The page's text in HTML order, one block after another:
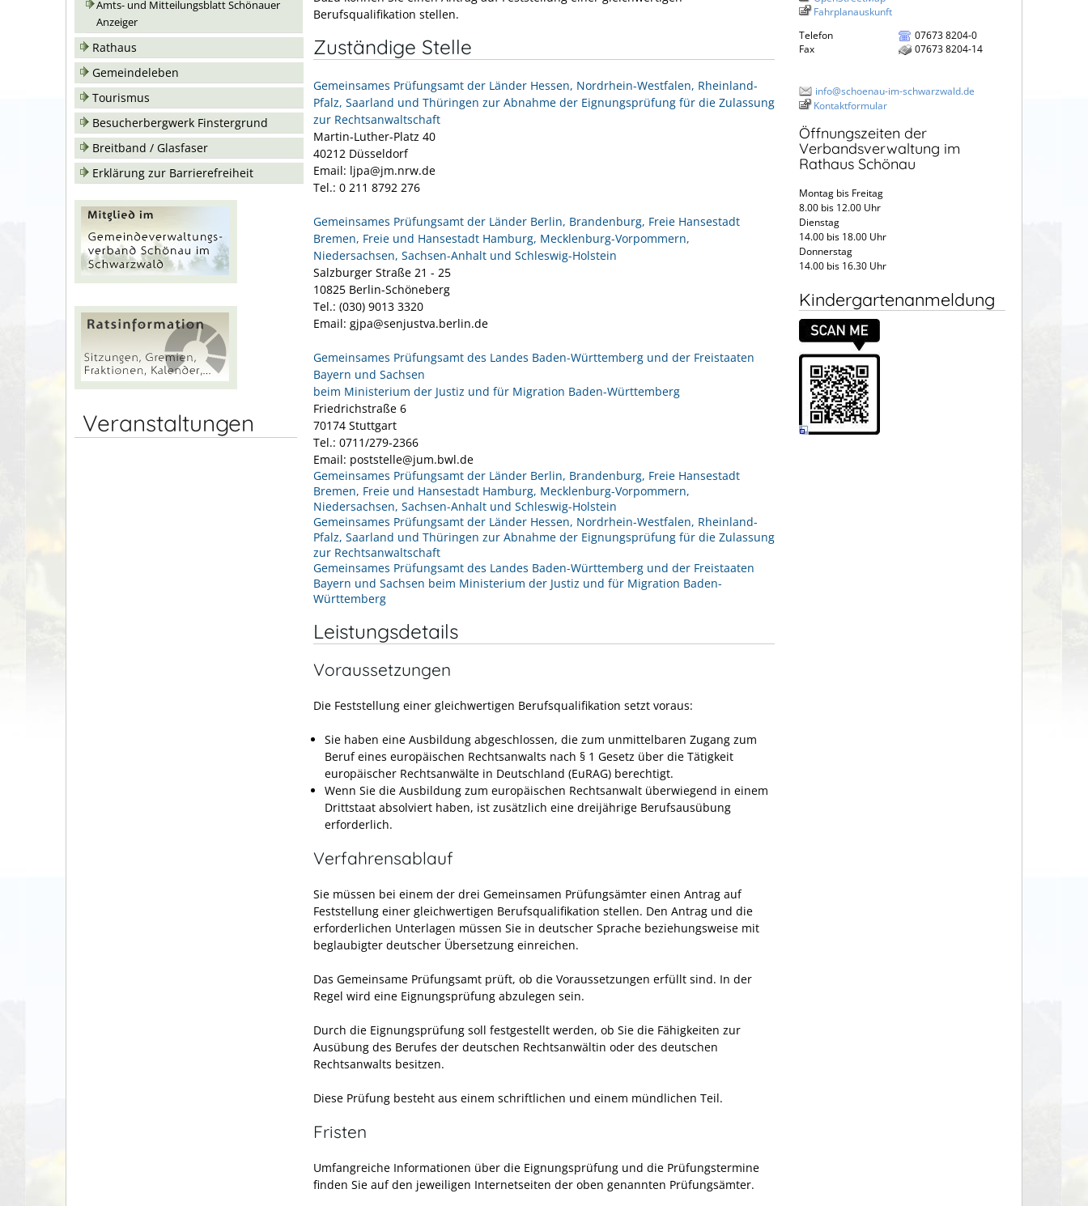
Amts- und Mitteilungsblatt Schönauer
Anzeiger
Rathaus
Gemeindeleben
Tourismus
Besucherbergwerk Finstergrund
Breitband / Glasfaser
Erklärung zur Barrierefreiheit
Veranstaltungen
Berufsqualifikation stellen.
Zuständige Stelle
Gemeinsames Prüfungsamt der Länder Hessen, Nordrhein-Westfalen, Rheinland-
Pfalz, Saarland und Thüringen zur Abnahme der Eignungsprüfung für die Zulassung
zur Rechtsanwaltschaft
Martin-Luther-Platz 40
40212 Düsseldorf
Email: ljpa@jm.nrw.de
Tel.: 0 211 8792 276
Gemeinsames Prüfungsamt der Länder Berlin, Brandenburg, Freie Hansestadt
Bremen, Freie und Hansestadt Hamburg, Mecklenburg-Vorpommern,
Niedersachsen, Sachsen-Anhalt und Schleswig-Holstein
Salzburger Straße 21 - 25
10825 Berlin-Schöneberg
Tel.: (030) 9013 3320
Email: gjpa@senjustva.berlin.de
Gemeinsames Prüfungsamt des Landes Baden-Württemberg und der Freistaaten
Bayern und Sachsen
beim Ministerium der Justiz und für Migration Baden-Württemberg
Friedrichstraße 6
70174 Stuttgart
Tel.: 0711/279-2366
Email: poststelle@jum.bwl.de
Gemeinsames Prüfungsamt der Länder Berlin, Brandenburg, Freie Hansestadt
Bremen, Freie und Hansestadt Hamburg, Mecklenburg-Vorpommern,
Niedersachsen, Sachsen-Anhalt und Schleswig-Holstein
Gemeinsames Prüfungsamt der Länder Hessen, Nordrhein-Westfalen, Rheinland-
Pfalz, Saarland und Thüringen zur Abnahme der Eignungsprüfung für die Zulassung
zur Rechtsanwaltschaft
Gemeinsames Prüfungsamt des Landes Baden-Württemberg und der Freistaaten
Bayern und Sachsen beim Ministerium der Justiz und für Migration Baden-
Württemberg
Leistungsdetails
Voraussetzungen
Die Feststellung einer gleichwertigen Berufsqualifikation setzt voraus:
Sie haben eine Ausbildung abgeschlossen, die zum unmittelbaren Zugang zum
Beruf eines europäischen Rechtsanwalts nach § 1 Gesetz über die Tätigkeit
europäischer Rechtsanwälte in Deutschland (EuRAG) berechtigt.
Wenn Sie die Ausbildung zum europäischen Rechtsanwalt überwiegend in einem
Drittstaat absolviert haben, ist zusätzlich eine dreijährige Berufsausübung
erforderlich.
Verfahrensablauf
Sie müssen bei einem der drei Gemeinsamen Prüfungsämter einen Antrag auf
Feststellung einer gleichwertigen Berufsqualifikation stellen. Den Antrag und die
erforderlichen Unterlagen müssen Sie in deutscher Sprache beziehungsweise mit
beglaubigter deutscher Übersetzung einreichen.
Das Gemeinsame Prüfungsamt prüft, ob die Voraussetzungen erfüllt sind. In der
Regel wird eine Eignungsprüfung abzulegen sein.
Durch die Eignungsprüfung soll festgestellt werden, ob Sie die Fähigkeiten zur
Ausübung des Berufes der deutschen Rechtsanwältin oder des deutschen
Rechtsanwalts besitzen.
Diese Prüfung besteht aus einem schriftlichen und einem mündlichen Teil.
Fristen
Umfangreiche Informationen über die Eignungsprüfung und die Prüfungstermine
finden Sie auf den jeweiligen Internetseiten der oben genannten Prüfungsämter.
Fahrplanauskunft
Telefon
07673 8204-0
Fax
07673 8204-14
info@schoenau-im-schwarzwald.de
Kontaktformular
Öffnungszeiten der
Verbandsverwaltung im
Rathaus Schönau
Montag bis Freitag
8.00 bis 12.00 Uhr
Dienstag
14.00 bis 18.00 Uhr
Donnerstag
14.00 bis 16.30 Uhr
Kindergartenanmeldung